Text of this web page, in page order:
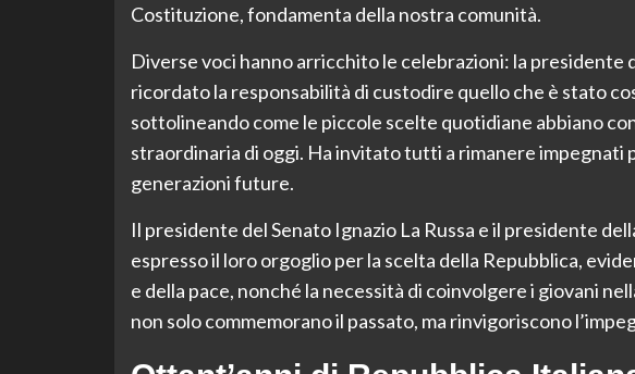
Costituzione, fondamenta della nostra comunità.
Diverse voci hanno arricchito le celebrazioni: la presidente
ricordato la responsabilità di custodire quello che è stato
sottolineando come le piccole scelte quotidiane abbiano
straordinaria di oggi. Ha invitato tutti a rimanere impegnati
generazioni future.
Il presidente del Senato Ignazio La Russa e il presidente
espresso il loro orgoglio per la scelta della Repubblica,
e della pace, nonché la necessità di coinvolgere i giovani
non solo commemorano il passato, ma rinvigoriscono